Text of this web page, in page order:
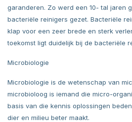
garanderen. Zo werd een 10- tal jaren
bacteriële reinigers gezet. Bacteriële
klap voor een zeer brede en sterk
toekomst ligt duidelijk bij de bacteriële
Microbiologie
Microbiologie is de wetenschap van
microbioloog is iemand die micro-
basis van die kennis oplossingen
dier en milieu beter maakt.